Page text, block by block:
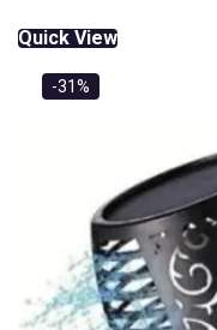
was:
₾26.00.
Quick View
-31%